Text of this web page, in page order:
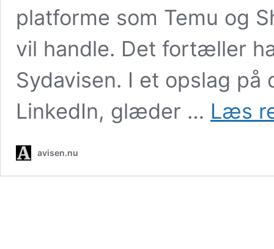
platforme som Temu og
vil handle. Det fortæller
Sydavisen. I et opslag på
LinkedIn, glæder … Læs
avisen.nu